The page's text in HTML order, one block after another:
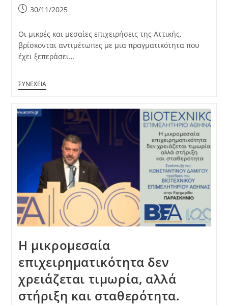
Post30/11/2025
Οι μικρές και μεσαίες επιχειρήσεις της Αττικής,
βρίσκονται αντιμέτωπες με μια πραγματικότητα που
έχει ξεπεράσει…
Η μικρομεσαία
επιχειρηματικότητα δεν
χρειάζεται τιμωρία, αλλά
στήριξη και σταθερότητα.